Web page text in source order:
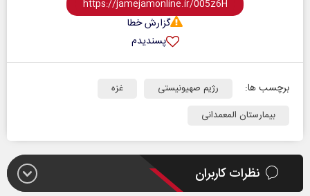
گزارش خطا
پسندیدم
برچسب ها: رژیم صهیونیستی
غزه
بیمارستان المعمدانی
نظرات کاربران